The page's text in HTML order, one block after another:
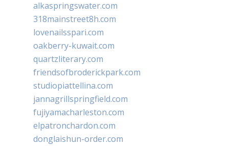
alkaspringswater.com
318mainstreet8h.com
lovenailsspari.com
oakberry-kuwait.com
quartzliterary.com
friendsofbroderickpark.com
studiopiattellina.com
jannagrillspringfield.com
fujiyamacharleston.com
elpatronchardon.com
donglaishun-order.com